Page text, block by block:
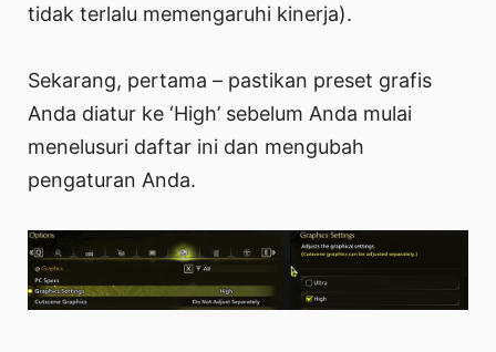
tidak terlalu memengaruhi kinerja).
Sekarang, pertama – pastikan preset grafis
Anda diatur ke ‘High’ sebelum Anda mulai
menelusuri daftar ini dan mengubah
pengaturan Anda.